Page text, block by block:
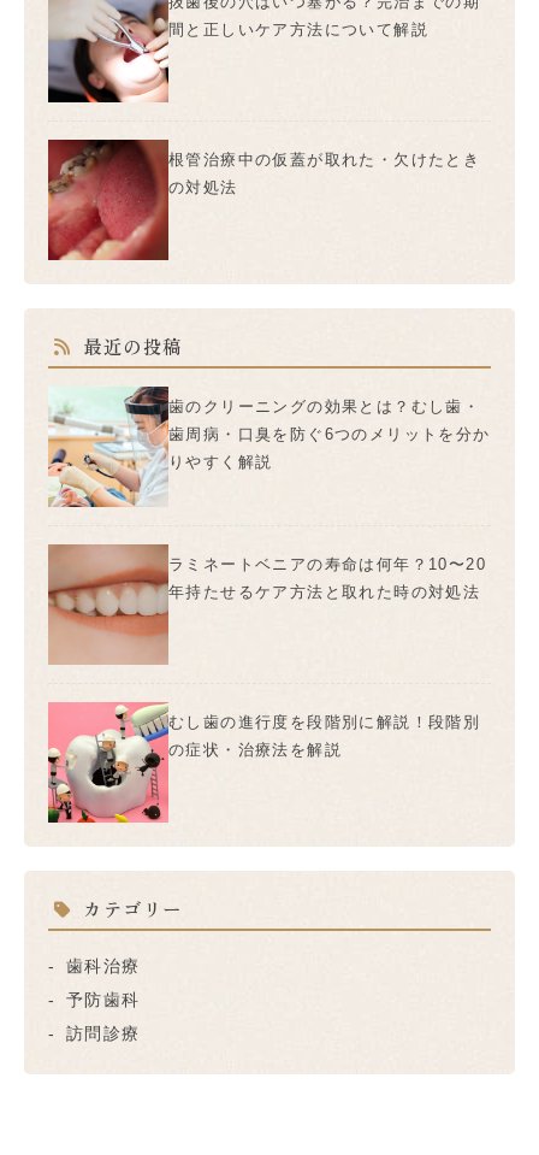
間と正しいケア方法について解説
根管治療中の仮蓋が取れた・欠けたとき
の対処法
最近の投稿
歯のクリーニングの効果とは？むし歯・
歯周病・口臭を防ぐ6つのメリットを分か
りやすく解説
ラミネートベニアの寿命は何年？10〜20
年持たせるケア方法と取れた時の対処法
むし歯の進行度を段階別に解説！段階別
の症状・治療法を解説
カテゴリー
歯科治療
予防歯科
訪問診療